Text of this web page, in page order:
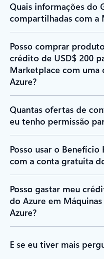
Quais informações do
compartilhadas com a
Posso comprar
crédito de USD$ 200
Marketplace com
Azure?
Quantas ofertas de
eu tenho permissão
Posso usar o
com a conta gratuita
Posso gastar meu
do Azure em
Azure?
E se eu tiver mais